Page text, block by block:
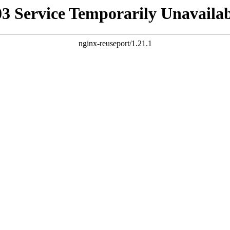
Service Temporarily
nginx-reuseport/1.21.1